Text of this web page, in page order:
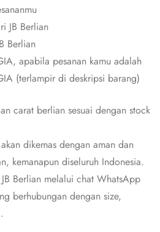
JB Berlian
Berlian
apabila pesanan kamu adalah
(terlampir di deskripsi barang)
carat berlian sesuai dengan stock
dikemas dengan aman dan
kemanapun diseluruh Indonesia.
Berlian melalui chat WhatsApp
berhubungan dengan size,